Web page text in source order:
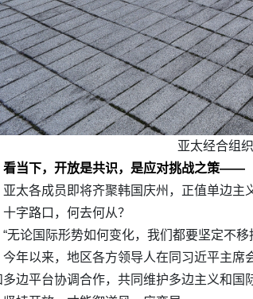
亚太经合组
看当下，开放是共识，是应对挑战之策——
亚太各成员即将齐聚韩国庆州，正值单边主
十字路口，何去何从？
“无论国际形势如何变化，我们都要坚定不
今年以来，地区各方领导人在同习近平主席
多边平台协调合作，共同维护多边主义和